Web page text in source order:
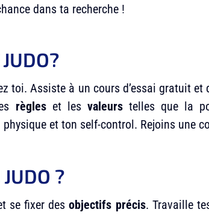
dans ta recherche !
toi. Assiste à un cours d’essai gratuit
règles et les valeurstelles que la
et ton self-control. Rejoins une
?
se fixer desobjectifs précis. Travaille